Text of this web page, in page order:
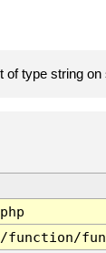
of type string on
function/